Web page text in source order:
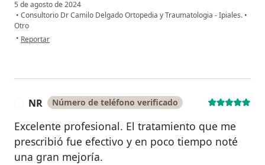
5 de agosto de 2024
• Consultorio Dr Camilo Delgado Ortopedia y Traumatologia - Ipiales. •
Otro
• en opinión del usuario José R
Reportar
NR Número de teléfono verificado
Excelente profesional. El tratamiento que me
prescribió fue efectivo y en poco tiempo noté
una gran mejoría.